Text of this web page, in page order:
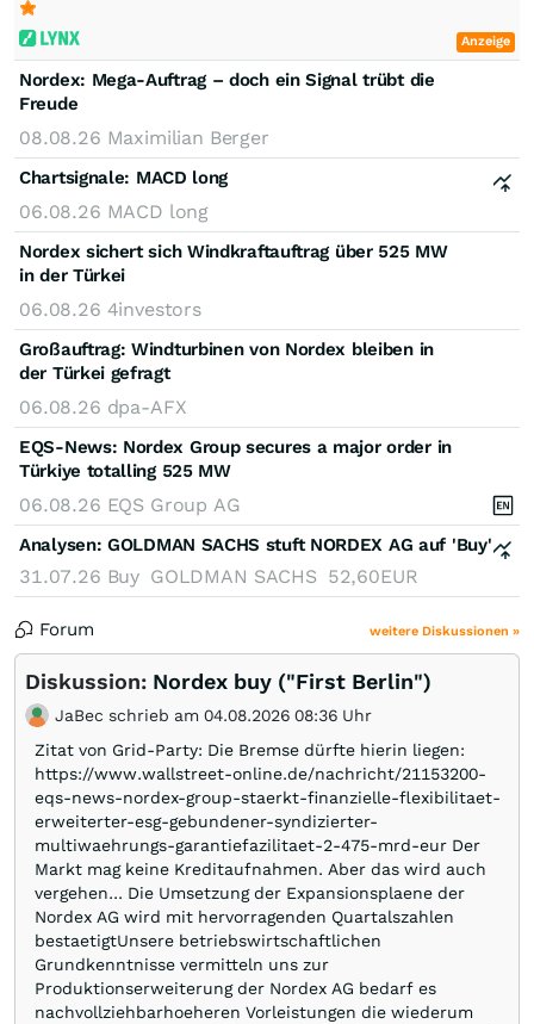
Anzeige
Nordex: Mega-Auftrag – doch ein Signal trübt die
Freude
08.08.26 Maximilian Berger
Chartsignale: MACD long
06.08.26 MACD long
Nordex sichert sich Windkraftauftrag über 525 MW
in der Türkei
06.08.26 4investors
Großauftrag: Windturbinen von Nordex bleiben in
der Türkei gefragt
06.08.26 dpa-AFX
EQS-News: Nordex Group secures a major order in
Türkiye totalling 525 MW
06.08.26 EQS Group AG
Analysen: GOLDMAN SACHS stuft NORDEX AG auf 'Buy'
31.07.26 Buy GOLDMAN SACHS 52,60EUR
Forum weitere Diskussionen »
Diskussion: Nordex buy ("First Berlin")
JaBec schrieb am 04.08.2026 08:36 Uhr
Zitat von Grid-Party: Die Bremse dürfte hierin liegen:
https://www.wallstreet-online.de/nachricht/21153200-
eqs-news-nordex-group-staerkt-finanzielle-flexibilitaet-
erweiterter-esg-gebundener-syndizierter-
multiwaehrungs-garantiefazilitaet-2-475-mrd-eur Der
Markt mag keine Kreditaufnahmen. Aber das wird auch
vergehen... Die Umsetzung der Expansionsplaene der
Nordex AG wird mit hervorragenden Quartalszahlen
bestaetigtUnsere betriebswirtschaftlichen
Grundkenntnisse vermitteln uns zur
Produktionserweiterung der Nordex AG bedarf es
nachvollziehbarhoeheren Vorleistungen die wiederum